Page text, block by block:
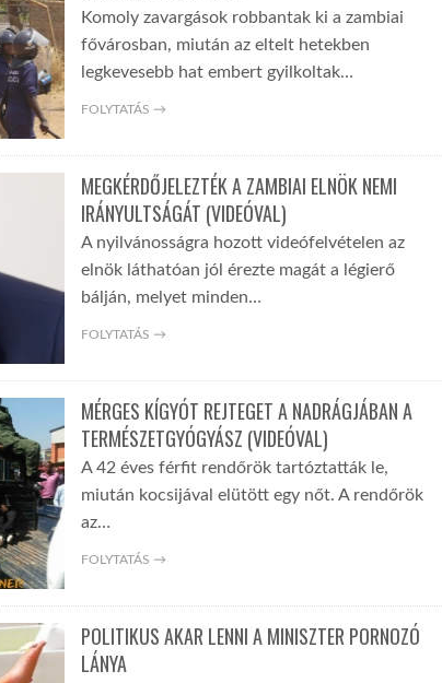
Komoly zavargások robbantak ki a zambiai
fővárosban, miután az eltelt hetekben
legkevesebb hat embert gyilkoltak…
FOLYTATÁS →
MEGKÉRDŐJELEZTÉK A ZAMBIAI ELNÖK NEMI
IRÁNYULTSÁGÁT (VIDEÓVAL)
A nyilvánosságra hozott videófelvételen az
elnök láthatóan jól érezte magát a légierő
bálján, melyet minden…
FOLYTATÁS →
MÉRGES KÍGYÓT REJTEGET A NADRÁGJÁBAN A
TERMÉSZETGYÓGYÁSZ (VIDEÓVAL)
A 42 éves férfit rendőrök tartóztatták le,
miután kocsijával elütött egy nőt. A rendőrök
az…
FOLYTATÁS →
POLITIKUS AKAR LENNI A MINISZTER PORNOZÓ
LÁNYA